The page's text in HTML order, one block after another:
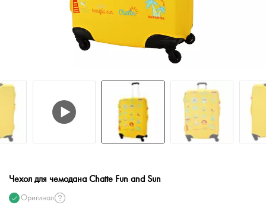
Чехол для чемодана Chatte Fun and Sun
Оригинал